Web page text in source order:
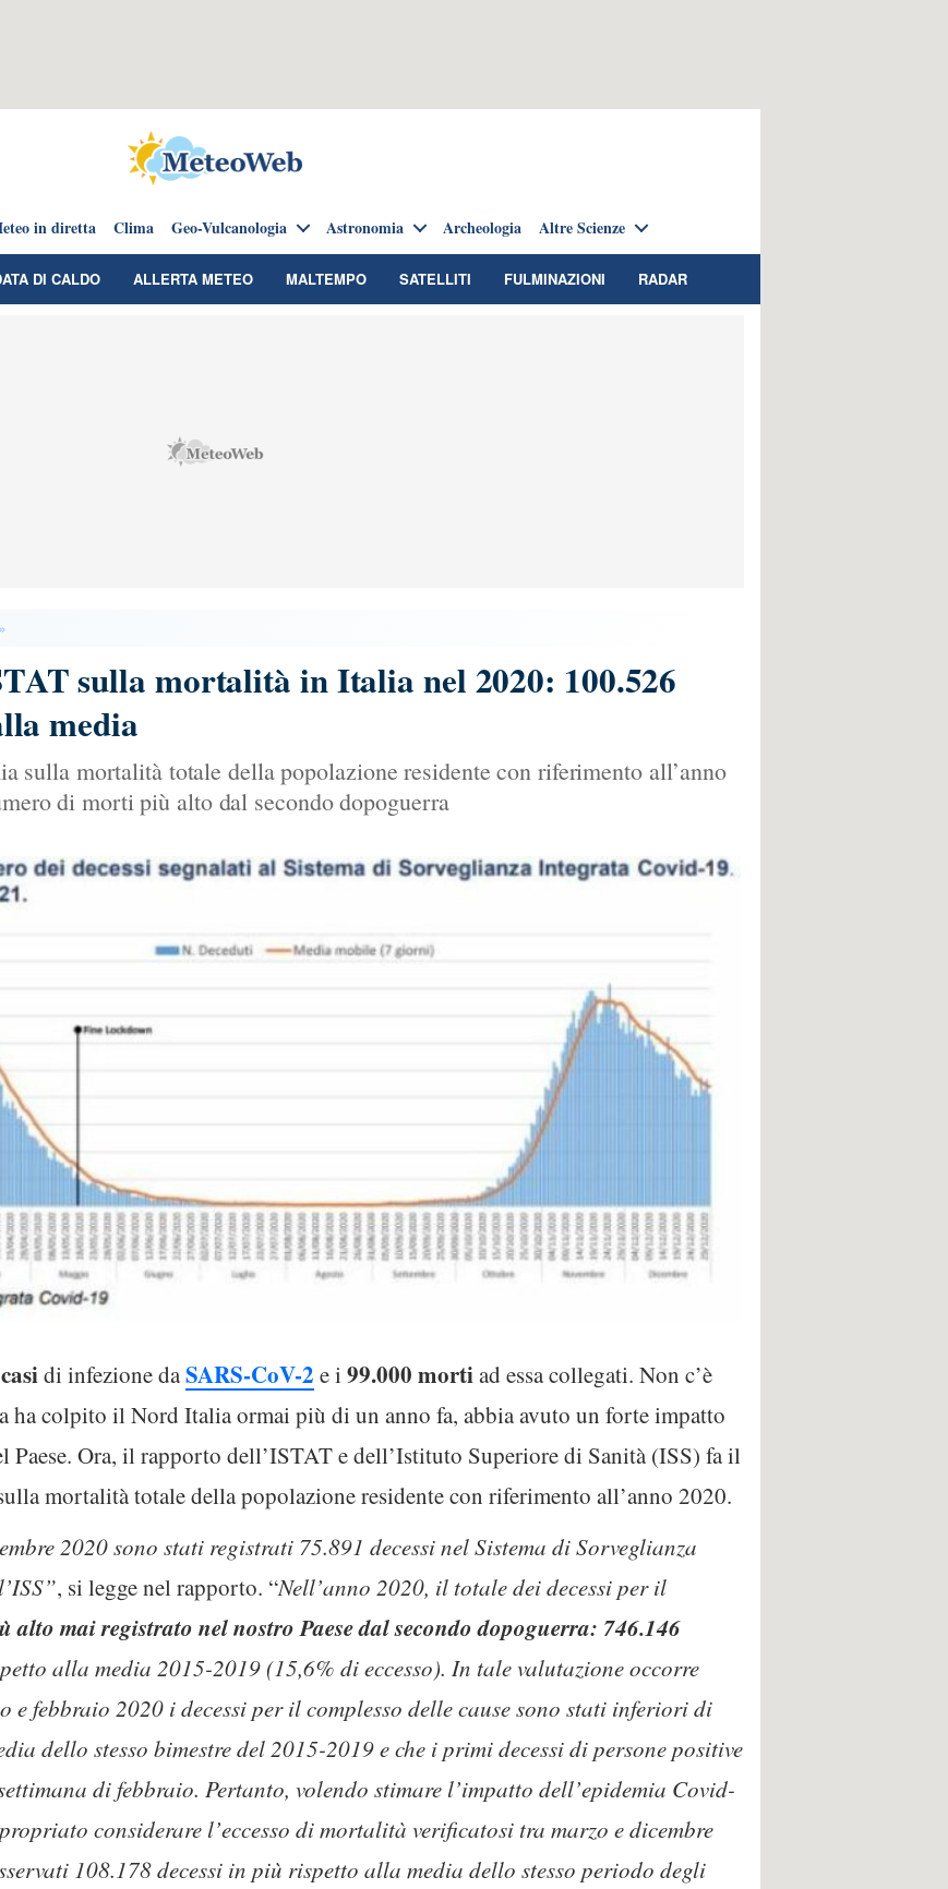
in diretta Clima Geo-Vulcanologia Astronomia Archeologia Altre Scienze
DI CALDO ALLERTA METEO MALTEMPO SATELLITI FULMINAZIONI RADAR
»
sulla mortalità in Italia nel 2020: 100.526
media
sulla mortalità totale della popolazione residente con riferimento all’anno
di morti più alto dal secondo dopoguerra
di infezione daSARS-CoV-2 e i 99.000 mortiad essa collegati. Non c’è
ha colpito il Nord Italia ormai più di un anno fa, abbia avuto un forte impatto
Paese. Ora, il rapporto dell’ISTAT e dell’Istituto Superiore di Sanità (ISS) fa il
mortalità totale della popolazione residente con riferimento all’anno 2020.
2020 sono stati registrati 75.891 decessi nel Sistema di Sorveglianza
, si legge nel rapporto. “Nell’anno 2020, il totale dei decessi per il
alto mai registrato nel nostro Paese dal secondo dopoguerra: 746.146
alla media 2015-2019 (15,6% di eccesso). In tale valutazione occorre
e febbraio 2020 i decessi per il complesso delle cause sono stati inferiori di
dello stesso bimestre del 2015-2019 e che i primi decessi di persone positive
di febbraio. Pertanto, volendo stimare l’impatto dell’epidemia Covid-
considerare l’eccesso di mortalità verificatosi tra marzo e dicembre
108.178 decessi in più rispetto alla media dello stesso periodo degli